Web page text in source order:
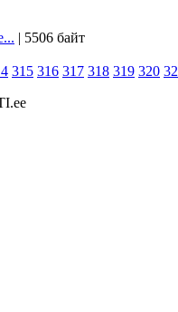
| 5506 байт
315 316 317 318 319 320